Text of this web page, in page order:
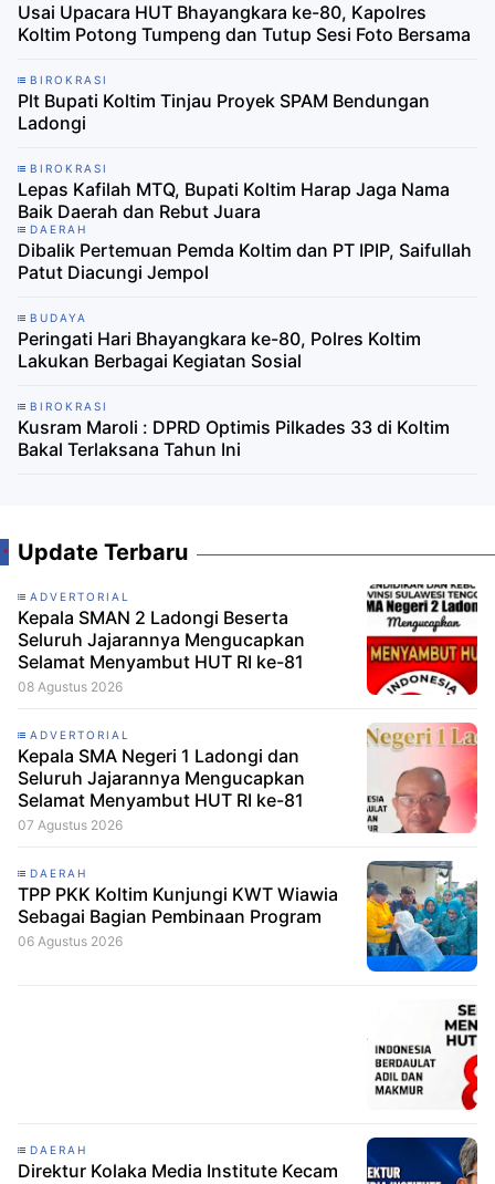
Usai Upacara HUT Bhayangkara ke-80, Kapolres
Koltim Potong Tumpeng dan Tutup Sesi Foto Bersama
BIROKRASI
Plt Bupati Koltim Tinjau Proyek SPAM Bendungan
Ladongi
BIROKRASI
Lepas Kafilah MTQ, Bupati Koltim Harap Jaga Nama
Baik Daerah dan Rebut Juara
DAERAH
Dibalik Pertemuan Pemda Koltim dan PT IPIP, Saifullah
Patut Diacungi Jempol
BUDAYA
Peringati Hari Bhayangkara ke-80, Polres Koltim
Lakukan Berbagai Kegiatan Sosial
BIROKRASI
Kusram Maroli : DPRD Optimis Pilkades 33 di Koltim
Bakal Terlaksana Tahun Ini
Update Terbaru
ADVERTORIAL
Kepala SMAN 2 Ladongi Beserta
Seluruh Jajarannya Mengucapkan
Selamat Menyambut HUT RI ke-81
08 Agustus 2026
ADVERTORIAL
Kepala SMA Negeri 1 Ladongi dan
Seluruh Jajarannya Mengucapkan
Selamat Menyambut HUT RI ke-81
07 Agustus 2026
DAERAH
TPP PKK Koltim Kunjungi KWT Wiawia
Sebagai Bagian Pembinaan Program
06 Agustus 2026
DAERAH
Direktur Kolaka Media Institute Kecam